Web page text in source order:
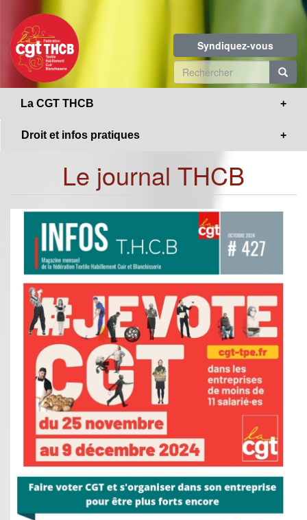
contenu
principal
Syndiquez-vous
Formulaire
de
La CGT THCB
Droit et infos pratiques
Le journal THCB